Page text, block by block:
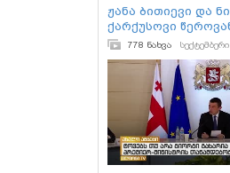
ჟანა ბითიევი და
ქარქუსოვი
778 ნახვა